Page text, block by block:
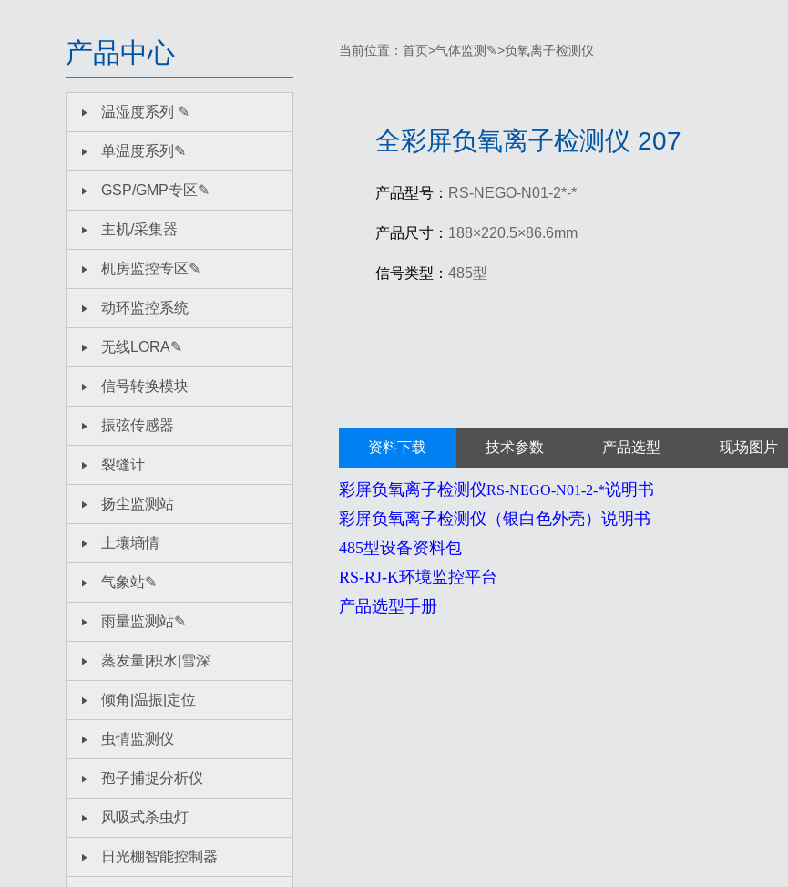
产品中心
温湿度系列 ✎
单温度系列✎
GSP/GMP专区✎
主机/采集器
机房监控专区✎
动环监控系统
无线LORA✎
信号转换模块
振弦传感器
裂缝计
扬尘监测站
土壤墒情
气象站✎
雨量监测站✎
蒸发量|积水|雪深
倾角|温振|定位
虫情监测仪
孢子捕捉分析仪
风吸式杀虫灯
日光棚智能控制器
当前位置： 首页>气体监测✎>负氧离子检测仪
全彩屏负氧离子检测仪 207
产品型号： RS-NEGO-N01-2*-*
产品尺寸： 188×220.5×86.6mm
信号类型： 485型
资料下载 技术参数 产品选型 现场图片
彩屏负氧离子检测仪RS-NEGO-N01-2-*说明书
彩屏负氧离子检测仪 （银白色外壳） 说明书
485型设备资料包
RS-RJ-K环境监控平台
产品选型手册